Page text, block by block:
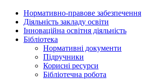
Нормативно-правове забезпечення
Діяльність закладу освіти
Інноваційна освітня діяльність
Бібліотека
Нормативні документи
Підручники
Корисні ресурси
Бібліотечна робота